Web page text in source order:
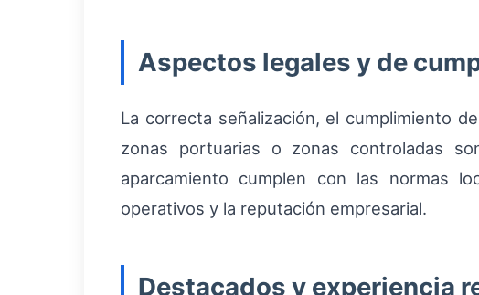
Aspectos legales y de
La correcta señalización, el cumplimiento
zonas portuarias o zonas controladas
aparcamiento cumplen con las normas
operativos y la reputación empresarial.
Destacados y experiencia